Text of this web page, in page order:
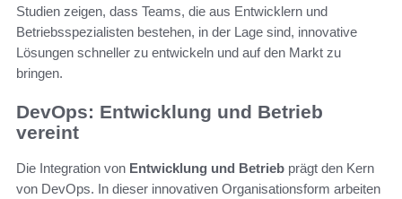
Studien zeigen, dass Teams, die aus Entwicklern und
Betriebsspezialisten bestehen, in der Lage sind, innovative
Lösungen schneller zu entwickeln und auf den Markt zu
bringen.
DevOps: Entwicklung und Betrieb
vereint
Die Integration von Entwicklung und Betrieb prägt den Kern
von DevOps. In dieser innovativen Organisationsform arbeiten